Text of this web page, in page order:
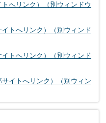
へリンク）（別ウィンドウ
トへリンク）（別ウィンド
トへリンク）（別ウィンド
イトへリンク）（別ウィン